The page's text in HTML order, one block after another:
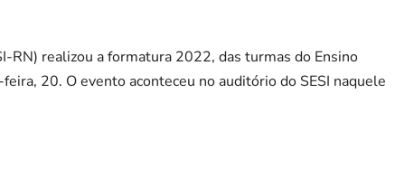
RN) realizou a formatura 2022, das turmas do Ensino
20. O evento aconteceu no auditório do SESI naquele